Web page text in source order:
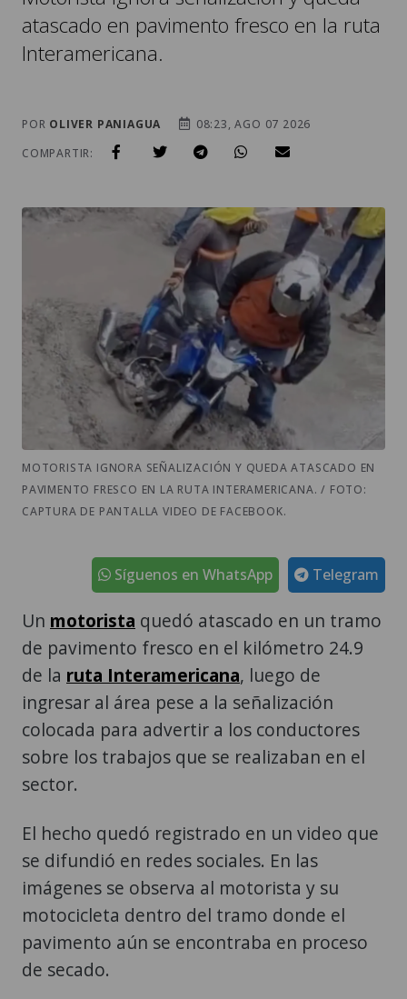
atascado en pavimento fresco en la ruta
Interamericana.
POR OLIVER PANIAGUA
08:23, AGO 07 2026
COMPARTIR:
MOTORISTA IGNORA SEÑALIZACIÓN Y QUEDA ATASCADO EN
PAVIMENTO FRESCO EN LA RUTA INTERAMERICANA. / FOTO:
CAPTURA DE PANTALLA VIDEO DE FACEBOOK.
Telegram
Síguenos en WhatsApp
Un motorista quedó atascado en un tramo
de pavimento fresco en el kilómetro 24.9
de la ruta Interamericana, luego de
ingresar al área pese a la señalización
colocada para advertir a los conductores
sobre los trabajos que se realizaban en el
sector.
El hecho quedó registrado en un video que
se difundió en redes sociales. En las
imágenes se observa al motorista y su
motocicleta dentro del tramo donde el
pavimento aún se encontraba en proceso
de secado.